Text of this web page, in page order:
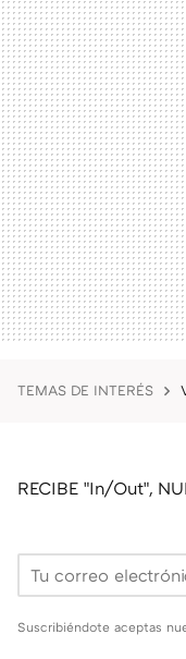
TEMAS DE INTERÉS
RECIBE "In/Out",
Suscribiéndote aceptas